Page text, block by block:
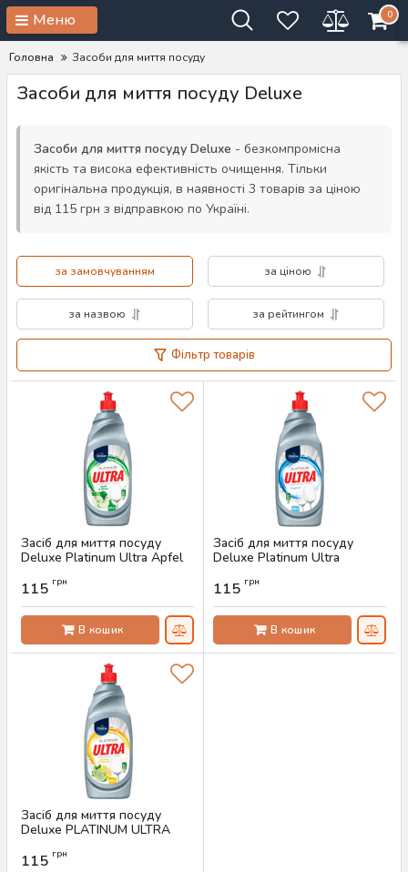
Меню 0
Головна Засоби для миття посуду
Засоби для миття посуду Deluxe
Засоби для миття посуду Deluxe - безкомпромісна
якість та висока ефективність очищення. Тільки
оригінальна продукція, в наявності 3 товарів за ціною
від 115 грн з відправкою по Україні.
за замовчуванням за ціною
за назвою за рейтингом
Фільтр товарів
Засіб для миття посуду
Deluxe Platinum Ultra Apfel
Артикул:
115 грн
В кошик
Засіб для миття посуду
Deluxe Platinum Ultra
Артикул:
115 грн
В кошик
Засіб для миття посуду
Deluxe PLATINUM ULTRA
Артикул:
115 грн